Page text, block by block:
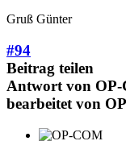
Gruß Günter
#94
Beitrag teilen
Antwort von
bearbeitet von